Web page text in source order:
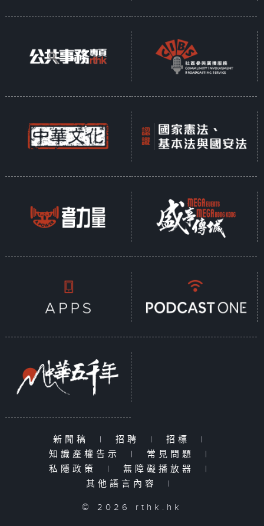
新聞稿 | 招聘 | 招標
|
知識產權告示
| 常見問題
|
私隱政策
| 無障礙播放器
|
其他語言內容
|
© 2026 rthk.hk